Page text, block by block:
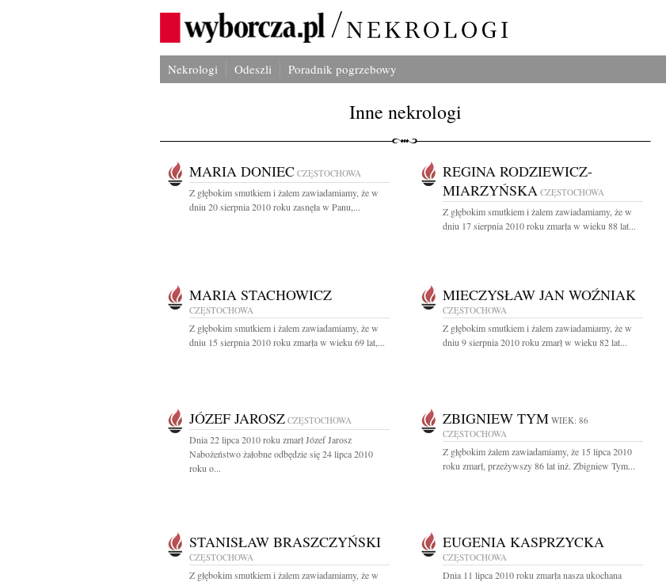
Nekrologi Odeszli Poradnik pogrzebowy
Inne nekrologi
MARIA DONIEC CZĘSTOCHOWA
Z głębokim smutkiem i żalem zawiadamiamy, że w
dniu 20 sierpnia 2010 roku zasnęła w Panu,...
REGINA RODZIEWICZ-
MIARZYŃSKA CZĘSTOCHOWA
Z głębokim smutkiem i żalem zawiadamiamy, że w
dniu 17 sierpnia 2010 roku zmarła w wieku 88 lat...
MARIA STACHOWICZ
CZĘSTOCHOWA
Z głębokim smutkiem i żalem zawiadamiamy, że w
dniu 15 sierpnia 2010 roku zmarła w wieku 69 lat,...
MIECZYSŁAW JAN WOŹNIAK
CZĘSTOCHOWA
Z głębokim smutkiem i żalem zawiadamiamy, że w
dniu 9 sierpnia 2010 roku zmarł w wieku 82 lat...
JÓZEF JAROSZ CZĘSTOCHOWA
Dnia 22 lipca 2010 roku zmarł Józef Jarosz
Nabożeństwo żałobne odbędzie się 24 lipca 2010
roku o...
ZBIGNIEW TYM WIEK: 86
CZĘSTOCHOWA
Z głębokim żalem zawiadamiamy, że 15 lipca 2010
roku zmarł, przeżywszy 86 lat inż. Zbigniew Tym...
STANISŁAW BRASZCZYŃSKI
CZĘSTOCHOWA
Z głębokim smutkiem i żalem zawiadamiamy, że w
EUGENIA KASPRZYCKA
CZĘSTOCHOWA
Dnia 11 lipca 2010 roku zmarła nasza ukochana